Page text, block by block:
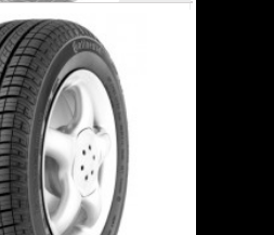
458 Dhs